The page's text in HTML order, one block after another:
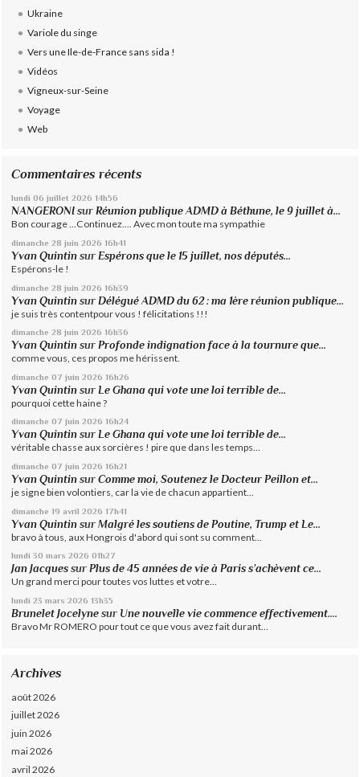
Ukraine
Variole du singe
Vers une Ile-de-France sans sida !
Vidéos
Vigneux-sur-Seine
Voyage
Web
Commentaires récents
lundi 06 juillet 2026 14h56
NANGERONI surRéunion publique ADMD à Béthune, le 9 juillet à...
Bon courage ...Continuez.... Avec mon toute ma sympathie
dimanche 28 juin 2026 16h41
Yvan Quintin surEspérons que le 15 juillet, nos députés...
Espérons-le !
dimanche 28 juin 2026 16h39
Yvan Quintin surDélégué ADMD du 62 : ma 1ère réunion publique...
je suis très contentpour vous ! félicitations !!!
dimanche 28 juin 2026 16h36
Yvan Quintin surProfonde indignation face à la tournure que...
comme vous, ces propos me hérissent.
dimanche 07 juin 2026 16h26
Yvan Quintin sur Le Ghana qui vote une loi terrible de...
pourquoi cette haine ?
dimanche 07 juin 2026 16h24
Yvan Quintin surLe Ghana qui vote une loi terrible de...
véritable chasse aux sorcières ! pire que dans les temps...
dimanche 07 juin 2026 16h21
Yvan Quintin surComme moi, Soutenez le Docteur Peillon et...
je signe bien volontiers, car la vie de chacun appartient...
dimanche 19 avril 2026 17h41
Yvan Quintin surMalgré les soutiens de Poutine, Trump et Le...
bravo à tous, aux Hongrois d'abord qui sont su comment...
lundi 30 mars 2026 01h27
Jan Jacques surPlus de 45 années de vie à Paris s’achèvent ce...
Un grand merci pour toutes vos luttes et votre...
lundi 23 mars 2026 13h35
Brunelet Jocelyne sur Une nouvelle vie commence effectivement....
Bravo Mr ROMERO pour tout ce que vous avez fait durant...
Archives
août 2026
juillet 2026
juin 2026
mai 2026
avril 2026